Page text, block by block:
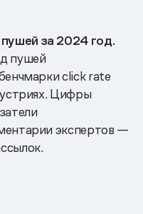
за 2024 год.
пушей
click rate
Цифры
экспертов —